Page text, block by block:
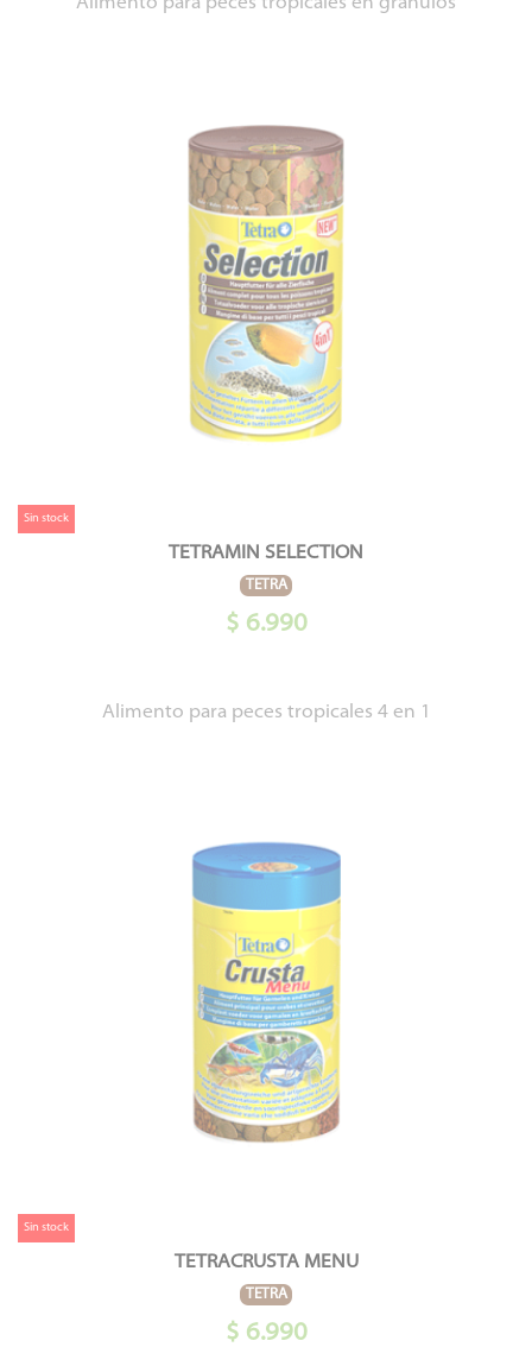
Sin stock
TETRAMIN SELECTION
TETRA
$ 6.990
Alimento para peces tropicales 4 en 1
Sin stock
TETRACRUSTA MENU
TETRA
$ 6.990